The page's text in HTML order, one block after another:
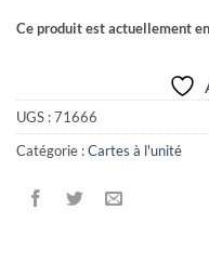
Ce produit est actuellement
UGS :71666
Catégorie :Cartes à l'unité